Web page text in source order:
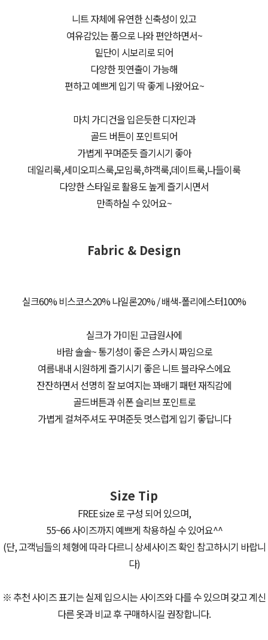
니트 자체에 유연한 신축성이 있고
여유감있는 품으로 나와 편안하면서~
밑단이 시보리로 되어
다양한 핏연출이 가능해
편하고 예쁘게 입기 딱 좋게 나왔어요~
마치 가디건을 입은듯한 디자인과
골드 버튼이 포인트되어
가볍게 꾸며준듯 즐기시기 좋아
데일리룩,세미오피스룩,모임룩,하객룩,데이트룩,나들이룩
다양한 스타일로 활용도 높게 즐기시면서
만족하실 수 있어요~
Fabric & Design
실크60% 비스코스20% 나일론20% / 배색-폴리에스터100%
실크가 가미된 고급원사에
바람 솔솔~ 통기성이 좋은 스카시 짜임으로
여름내내 시원하게 즐기시기 좋은 니트 블라우스에요
잔잔하면서 선명히 잘 보여지는 꽈배기 패턴 재직감에
골드버튼과 쉬폰 슬리브 포인트로
가볍게 걸쳐주셔도 꾸며준듯 멋스럽게 입기 좋답니다
Size Tip
FREE size 로 구성 되어 있으며,
55~66 사이즈까지 예쁘게 착용하실 수 있어요^^
(단, 고객님들의 체형에 따라 다르니 상세사이즈 확인 참고하시기 바랍니
다)
※ 추천 사이즈 표기는 실제 입으시는 사이즈와 다를 수 있으며 갖고 계신
다른 옷과 비교 후 구매하시길 권장합니다.